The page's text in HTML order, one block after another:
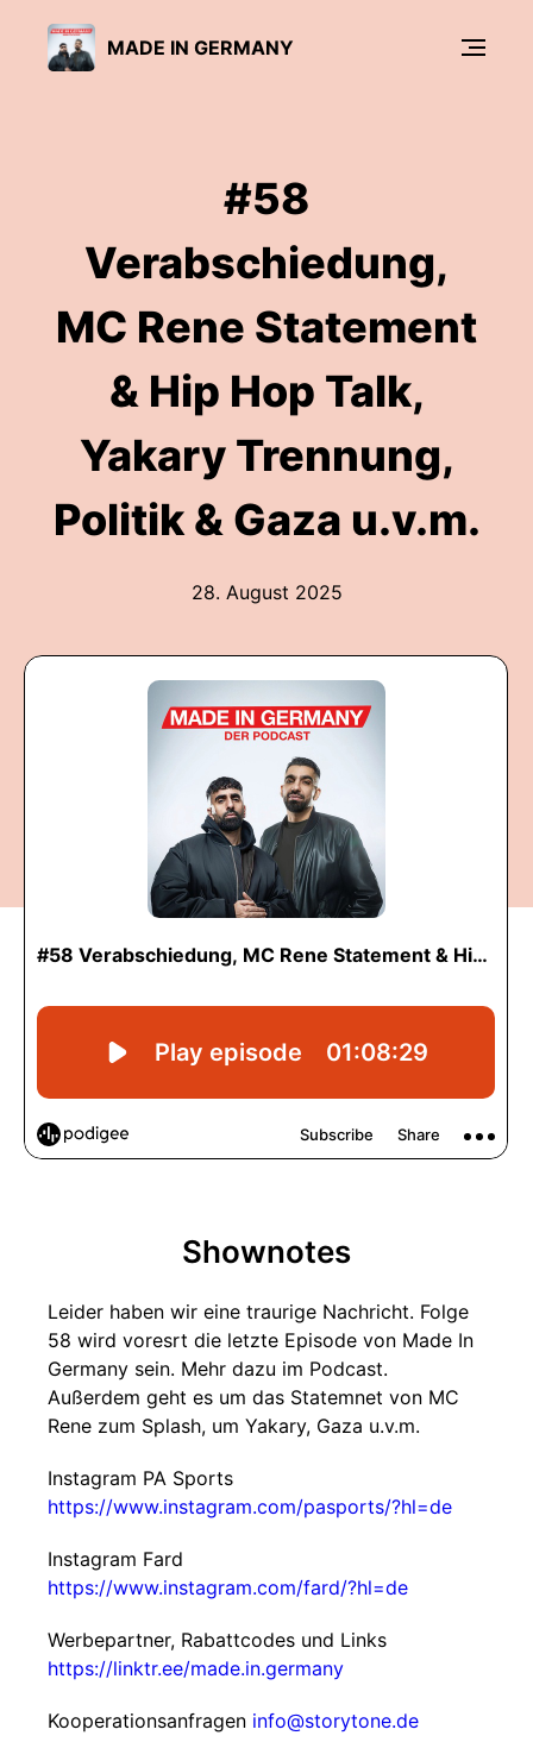
MADE IN GERMANY
#58
Verabschiedung,
MC Rene Statement
& Hip Hop Talk,
Yakary Trennung,
Politik & Gaza u.v.m.
28. August 2025
Shownotes
Leider haben wir eine traurige Nachricht. Folge
58 wird voresrt die letzte Episode von Made In
Germany sein. Mehr dazu im Podcast.
Außerdem geht es um das Statemnet von MC
Rene zum Splash, um Yakary, Gaza u.v.m.
Instagram PA Sports
https://www.instagram.com/pasports/?hl=de
Instagram Fard
https://www.instagram.com/fard/?hl=de
Werbepartner, Rabattcodes und Links
https://linktr.ee/made.in.germany
Kooperationsanfragen info@storytone.de